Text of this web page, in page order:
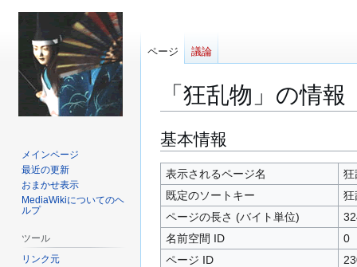
「狂乱物」の情報
ナ
ビ
ゲ
ー
シ
ン
に
検
索
に
移
動
基本情報
表示されるページ名
狂
既定のソートキー
狂
ページの長さ (バイト単位)
名前空間 ID
0
ページ ID
ページ 議論
メインページ
最近の更新
おまかせ表示
MediaWikiについてのヘ
ルプ
ツール
リンク元